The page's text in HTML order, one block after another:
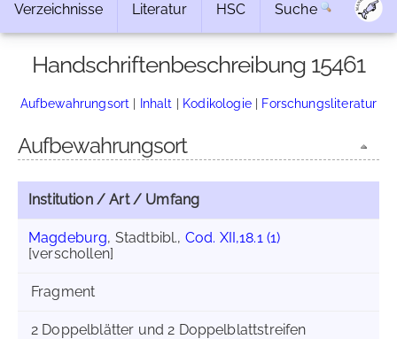
Verzeichnisse Literatur HSC Suche
Handschriftenbeschreibung 15461
Aufbewahrungsort | Inhalt | Kodikologie| Forschungsliteratur
Aufbewahrungsort
Institution / Art / Umfang
Magdeburg, Stadtbibl., Cod. XII,18.1 (1)
[verschollen]
Fragment
2 Doppelblätter und 2 Doppelblattstreifen